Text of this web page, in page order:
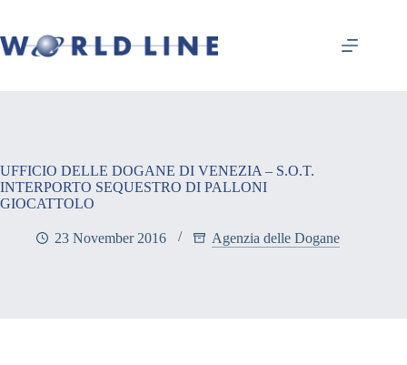
UFFICIO DELLE DOGANE DI VENEZIA – S.O.T.
INTERPORTO SEQUESTRO DI PALLONI
GIOCATTOLO
23 November 2016 Agenzia delle Dogane